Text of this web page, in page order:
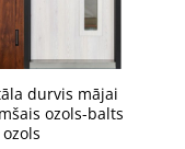
durvis mājai
ozols-balts
ozols